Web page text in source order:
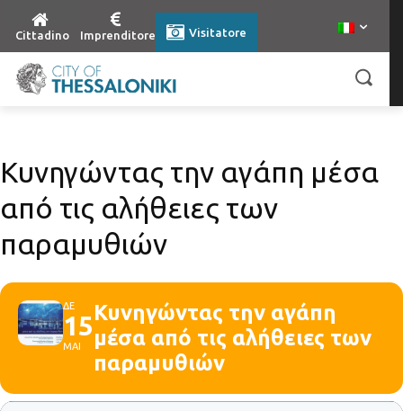
Cittadino Imprenditore Visitatore
Κυνηγώντας την αγάπη μέσα
από τις αλήθειες των
παραμυθιών
ΔΕ
15
ΜΑΙ
Κυνηγώντας την αγάπη
μέσα από τις αλήθειες των
παραμυθιών